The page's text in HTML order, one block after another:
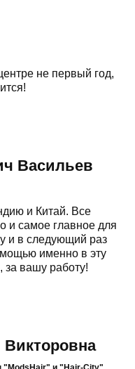
не первый год,
Васильев
и Китай. Все
и самое главное для
и в следующий раз
именно в эту
вашу работу!
Викторовна